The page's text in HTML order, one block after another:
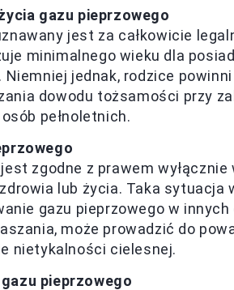
gazu pieprzowego
jest za całkowicie
minimalnego wieku dla
Niemniej jednak, rodzice
dowodu tożsamości przy
pełnoletnich.
zgodne z prawem
lub życia. Taka
gazu pieprzowego w innych
może prowadzić do
nietykalności cielesnej.
pieprzowego